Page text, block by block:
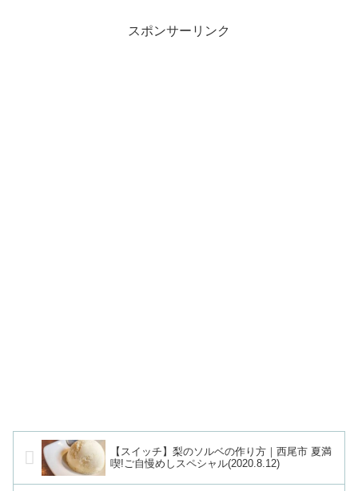
スポンサーリンク
【スイッチ】梨のソルベの作り方｜西尾市 夏満
喫!ご自慢めしスペシャル(2020.8.12)